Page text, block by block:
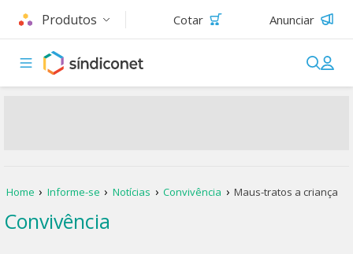
Produtos Cotar Anunciar
Home Informe-se Notícias Convivência Maus-tratos a criança
Convivência